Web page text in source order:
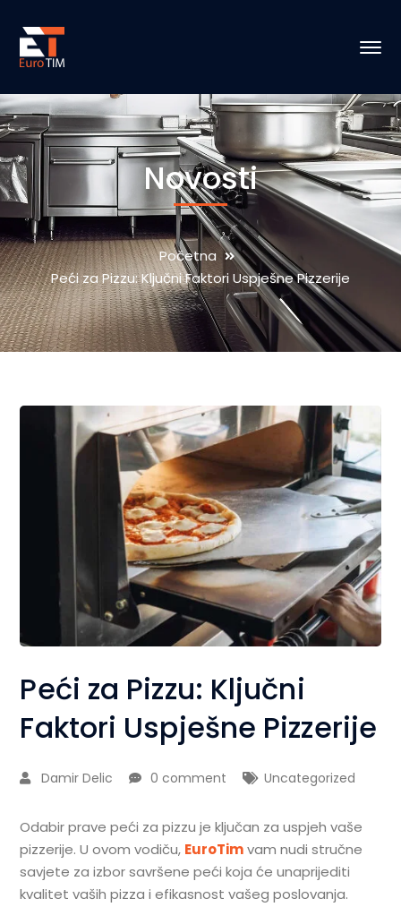
Novosti
Početna
Peći za Pizzu: Ključni Faktori Uspješne Pizzerije
Peći za Pizzu: Ključni
Faktori Uspješne Pizzerije
Damir Delic 0 comment Uncategorized
Odabir prave peći za pizzu je ključan za uspjeh vaše
pizzerije. U ovom vodiču, EuroTimvam nudi stručne
savjete za izbor savršene peći koja će unaprijediti
kvalitet vaših pizza i efikasnost vašeg poslovanja.